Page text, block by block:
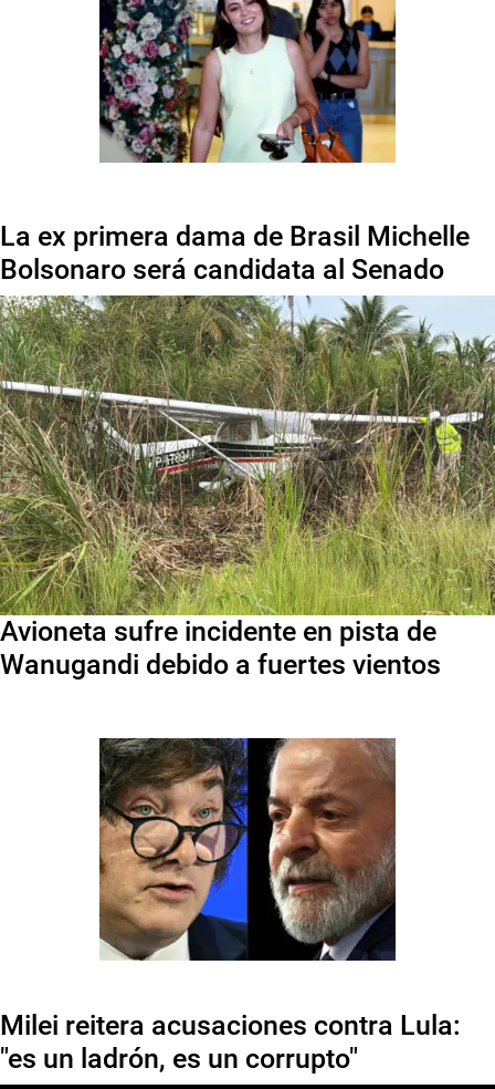
La ex primera dama de Brasil Michelle
Bolsonaro será candidata al Senado
Avioneta sufre incidente en pista de
Wanugandi debido a fuertes vientos
Milei reitera acusaciones contra Lula:
"es un ladrón, es un corrupto"